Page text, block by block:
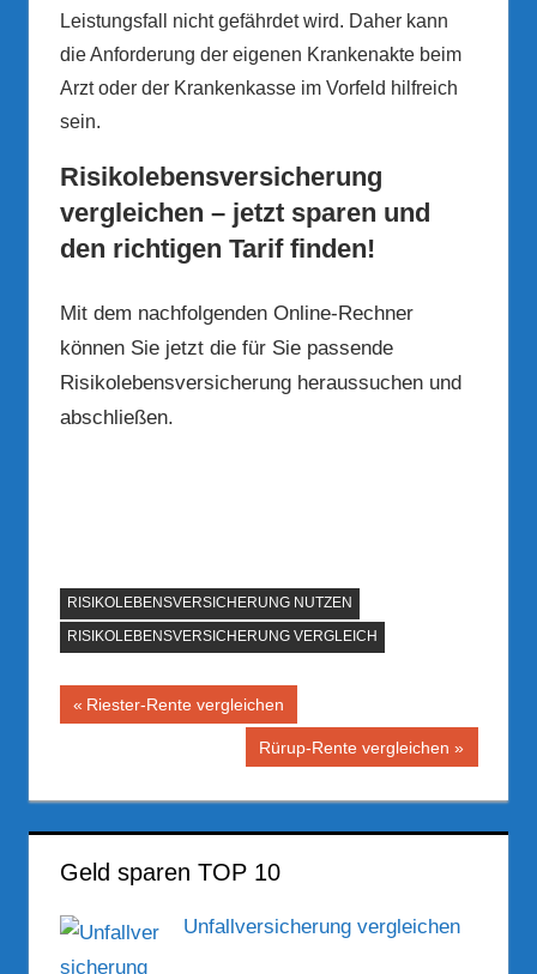
Leistungsfall nicht gefährdet wird. Daher kann
die Anforderung der eigenen Krankenakte beim
Arzt oder der Krankenkasse im Vorfeld hilfreich
sein.
Risikolebensversicherung
vergleichen – jetzt sparen und
den richtigen Tarif finden!
Mit dem nachfolgenden Online-Rechner
können Sie jetzt die für Sie passende
Risikolebensversicherung heraussuchen und
abschließen.
RISIKOLEBENSVERSICHERUNG NUTZEN
RISIKOLEBENSVERSICHERUNG VERGLEICH
Beitragsnavigation
Vorheriger
Riester-Rente vergleichen
Nächster
Rürup-Rente vergleichen
Geld sparen TOP 10
Unfallversicherung vergleichen